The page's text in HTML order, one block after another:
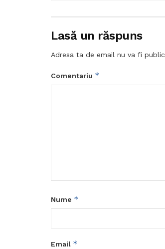
Lasă un răspuns
Adresa ta de email nu va fi
Comentariu *
Nume *
Email *